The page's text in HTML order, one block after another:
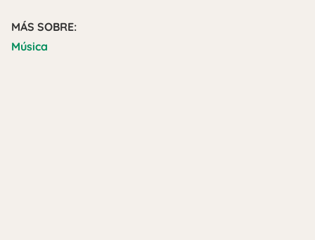
MÁS SOBRE:
Música